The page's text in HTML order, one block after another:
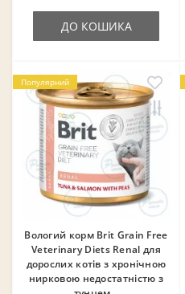
ДО КОШИКА
Популярний
Вологий корм Brit Grain Free
Veterinary Diets Renal для
дорослих котів з хронічною
нирковою недостатністю з